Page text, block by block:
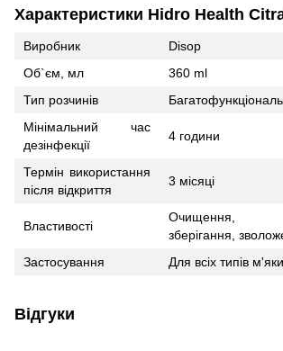
Характеристики Hidro Health
Виробник
Disop
Об`єм, мл
360 ml
Тип розчинів
Мінімальний час
дезінфекції
4 години
Термін використання
після відкриття
3 місяці
Властивості
Очищення,
зберігання,
Застосування
Для всіх типів
Відгуки